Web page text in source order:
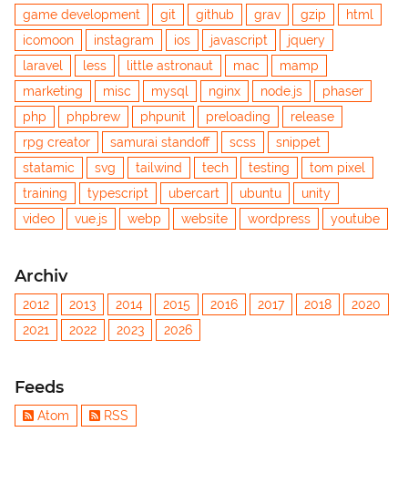
game development
git github grav gzip
html
icomoon
instagram ios javascript
jquery
laravel
less little astronaut mac
mamp
marketing
misc mysql nginx node.js
phaser
php
phpbrew phpunit preloading
release
rpg creator
samurai standoff scss
snippet
statamic
svg tailwind tech testing
tom pixel
training
typescript ubercart ubuntu
unity
video
vue.js webp website wordpress youtube
Archiv
2012 2013 2014 2015 2016 2017 2018
2020
2021
2022 2023 2026
Feeds
Atom RSS